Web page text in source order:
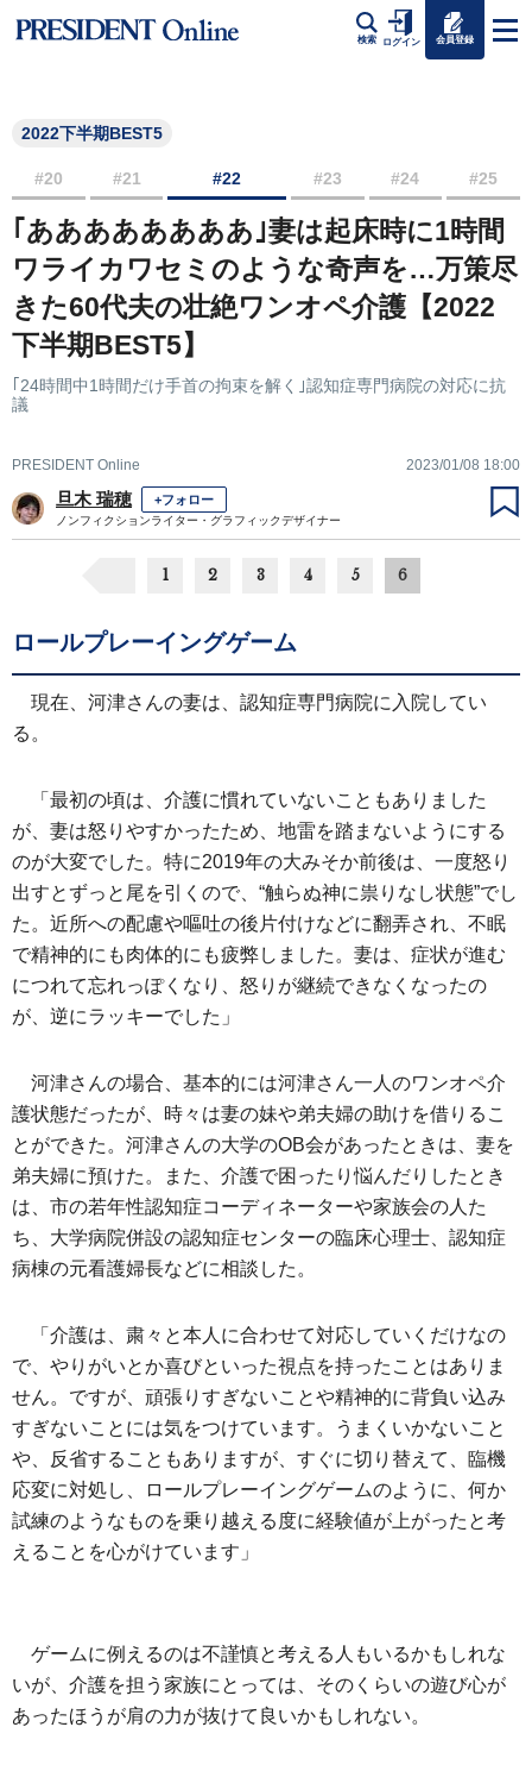
検索 ログイン 会員登録
2022下半期BEST5
#20 #21 #22 #23 #24 #25
｢ああああああああ｣妻は起床時に1時間
ワライカワセミのような奇声を…万策尽
きた60代夫の壮絶ワンオペ介護【2022
下半期BEST5】
｢24時間中1時間だけ手首の拘束を解く｣認知症専門病院の対応に抗
議
PRESIDENT Online 2023/01/08 18:00
旦木 瑞穂 +フォロー
ノンフィクションライター・グラフィックデザイナー
1 2 3 4 5 6
ロールプレーイングゲーム
現在、河津さんの妻は、認知症専門病院に入院してい
る。
「最初の頃は、介護に慣れていないこともありました
が、妻は怒りやすかったため、地雷を踏まないようにする
のが大変でした。特に2019年の大みそか前後は、一度怒り
出すとずっと尾を引くので、“触らぬ神に祟りなし状態”でし
た。近所への配慮や嘔吐の後片付けなどに翻弄され、不眠
で精神的にも肉体的にも疲弊しました。妻は、症状が進む
につれて忘れっぽくなり、怒りが継続できなくなったの
が、逆にラッキーでした」
河津さんの場合、基本的には河津さん一人のワンオペ介
護状態だったが、時々は妻の妹や弟夫婦の助けを借りるこ
とができた。河津さんの大学のOB会があったときは、妻を
弟夫婦に預けた。また、介護で困ったり悩んだりしたとき
は、市の若年性認知症コーディネーターや家族会の人た
ち、大学病院併設の認知症センターの臨床心理士、認知症
病棟の元看護婦長などに相談した。
「介護は、粛々と本人に合わせて対応していくだけなの
で、やりがいとか喜びといった視点を持ったことはありま
せん。ですが、頑張りすぎないことや精神的に背負い込み
すぎないことには気をつけています。うまくいかないこと
や、反省することもありますが、すぐに切り替えて、臨機
応変に対処し、ロールプレーイングゲームのように、何か
試練のようなものを乗り越える度に経験値が上がったと考
えることを心がけています」
ゲームに例えるのは不謹慎と考える人もいるかもしれな
いが、介護を担う家族にとっては、そのくらいの遊び心が
あったほうが肩の力が抜けて良いかもしれない。